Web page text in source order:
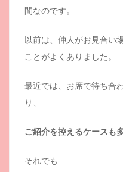
間なのです。
以前は、仲人がお見合い
ことがよくありました。
最近では、お席で待ち合
り、
ご紹介を控えるケースも
それでも